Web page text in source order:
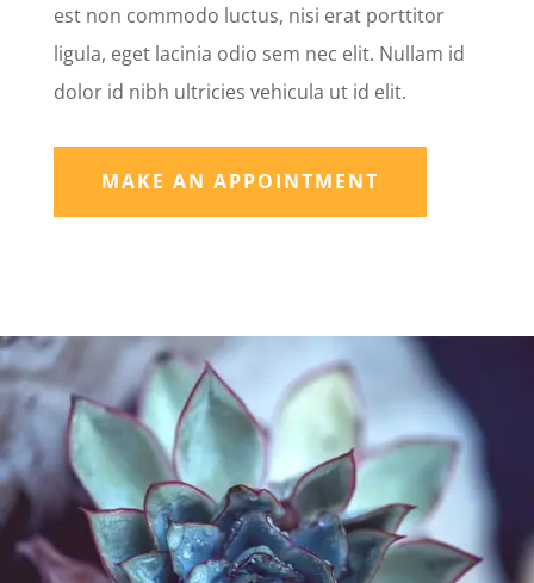
est non commodo luctus, nisi erat porttitor
ligula, eget lacinia odio sem nec elit. Nullam id
dolor id nibh ultricies vehicula ut id elit.
MAKE AN APPOINTMENT